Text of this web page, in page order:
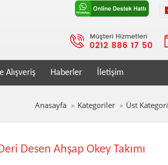
Alışveriş Haberler İletişim
Anasayfa Kategoriler Üst Kategori
Desen Ahşap Okey Takımı